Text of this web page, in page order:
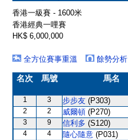
香港一級賽 - 1600米
香港經典一哩賽
HK$ 6,000,000
全方位賽事重溫
餘勢分析
名次 馬號 馬名
1 3 步步友 (P303)
2
2 威爾頓 (P270)
3
9 信利多 (S120)
4
4 隨心隨意 (P031)